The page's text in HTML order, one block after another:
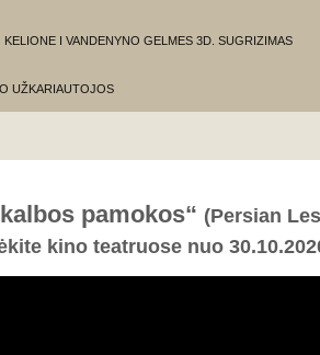
KELIONE I VANDENYNO GELMES 3D. SUGRIZIMAS
UŽKARIAUTOJOS
pamokos“ (Persian
kino teatruose nuo